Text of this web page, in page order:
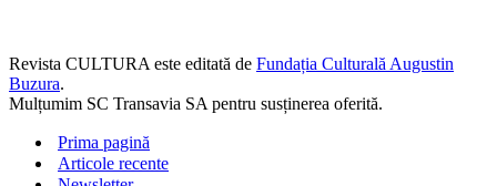
Revista CULTURA este editată de Fundația Culturală Augustin
Buzura.
Mulțumim SC Transavia SA pentru susținerea oferită.
Prima pagină
Articole recente